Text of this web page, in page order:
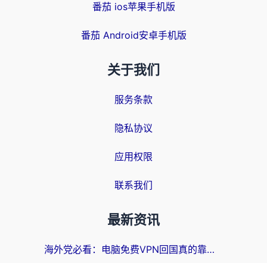
番茄 ios苹果手机版
番茄 Android安卓手机版
关于我们
服务条款
隐私协议
应用权限
联系我们
最新资讯
海外党必看：电脑免费VPN回国真的靠谱吗？附实测对比与最优方案指南